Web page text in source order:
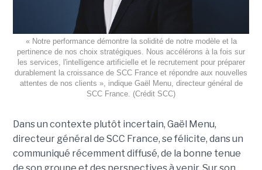
« Notre performance démontre la solidité de notre modèle et la
pertinence de nos choix stratégiques. Nous accélérons à la fois sur
les services, l'intelligence artificielle et le recrutement pour préparer
durablement la croissance de SCC France et répondre aux nouvelles
attentes de nos clients », indique Gaël Menu, directeur général de
SCC France. (Crédit SCC)
Dans un contexte plutôt incertain, Gaël Menu,
directeur général de SCC France, se félicite, dans un
communiqué récemment diffusé, de la bonne tenue